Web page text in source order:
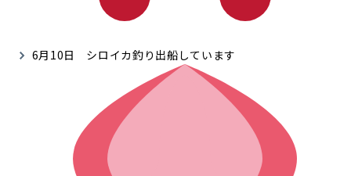
6月10日 シロイカ釣り出船しています